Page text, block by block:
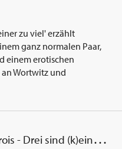
zu viel' erzählt
ganz normalen Paar,
einem erotischen
Wortwitz und
Drei sind (k)einer zu viel